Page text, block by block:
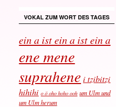
VOKAL ZUM WORT DES TAGES
ein a ist ein a ist ein a
ene mene
suprahene i tzibitzi
hihihi o ö oho hoho ooh um Ulm und
um Ulm herum